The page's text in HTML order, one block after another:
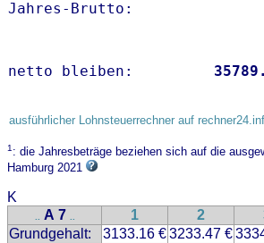
Jahres-Brutto:
netto bleiben:
ausführlicher Lohnsteuerrechner auf
1: die Jahresbeträge beziehen sich auf die
Hamburg 2021
K
.. A 7 .. 1 2
Grundgehalt:
3133.16 €3233.47 €